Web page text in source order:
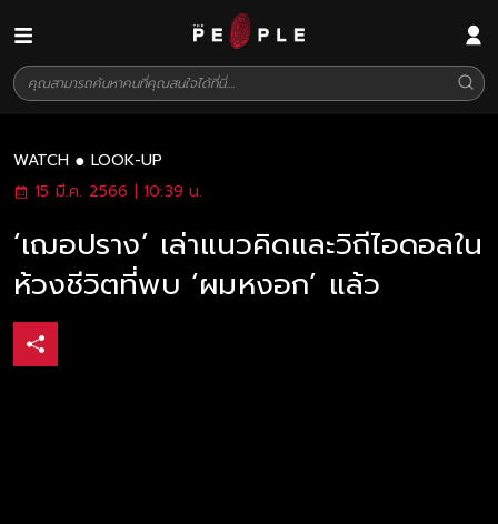
WATCH
LOOK-UP
15 มี.ค. 2566 | 10:39 น.
‘เฌอปราง’ เล่าแนวคิดและวิถีไอดอลใน
ห้วงชีวิตที่พบ ‘ผมหงอก’ แล้ว